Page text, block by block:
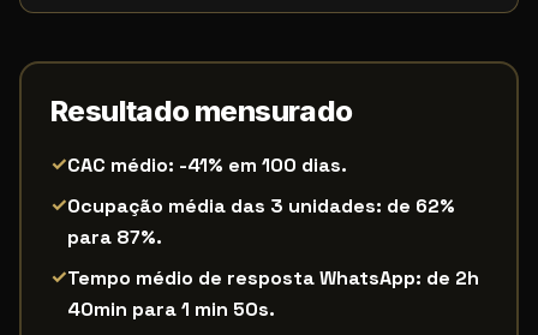
Resultado mensurado
✓CAC médio: -41% em 100 dias.
✓Ocupação média das 3 unidades: de 62%
para 87%.
✓Tempo médio de resposta WhatsApp: de 2h
40min para 1 min 50s.